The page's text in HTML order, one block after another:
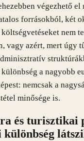
végezhető
forrásokból, két
nem
vagy azért, mert úgy
a nagyobb
nemcsak a
minősége is.
és turisztikai
különbség